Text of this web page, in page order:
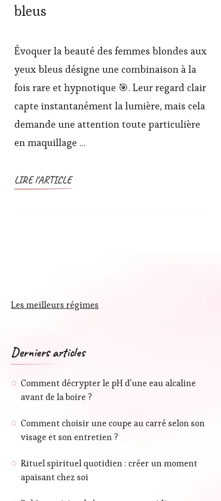
bleus
Évoquer la beauté des femmes blondes aux
yeux bleus désigne une combinaison à la
fois rare et hypnotique 🎯. Leur regard clair
capte instantanément la lumière, mais cela
demande une attention toute particulière
en maquillage …
LIRE l'ARTICLE
Les meilleurs régimes
Derniers articles
Comment décrypter le pH d’une eau alcaline
avant de la boire ?
Comment choisir une coupe au carré selon son
visage et son entretien ?
Rituel spirituel quotidien : créer un moment
apaisant chez soi